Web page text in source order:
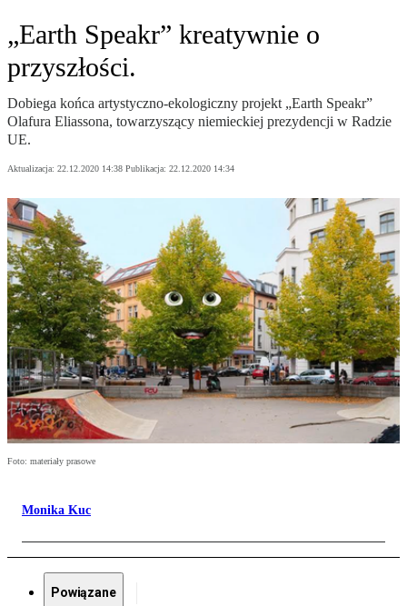
„Earth Speakr” kreatywnie o
przyszłości.
Dobiega końca artystyczno-ekologiczny projekt „Earth Speakr”
Olafura Eliassona, towarzyszący niemieckiej prezydencji w Radzie
UE.
Aktualizacja: 22.12.2020 14:38 Publikacja: 22.12.2020 14:34
Foto: materiały prasowe
Monika Kuc
Powiązane